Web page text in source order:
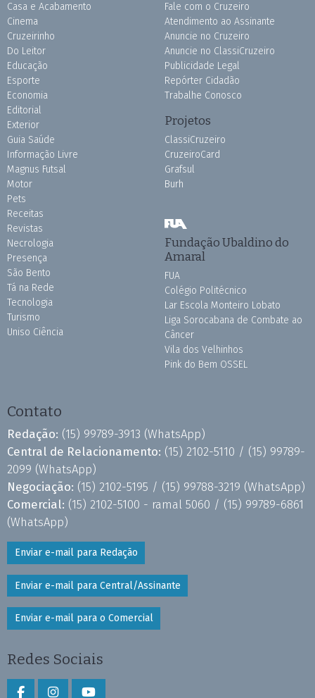
Casa e Acabamento
Cinema
Cruzeirinho
Do Leitor
Educação
Esporte
Economia
Editorial
Exterior
Guia Saúde
Informação Livre
Magnus Futsal
Motor
Pets
Receitas
Revistas
Necrologia
Presença
São Bento
Tá na Rede
Tecnologia
Turismo
Uniso Ciência
Fale com o Cruzeiro
Atendimento ao Assinante
Anuncie no Cruzeiro
Anuncie no ClassiCruzeiro
Publicidade Legal
Repórter Cidadão
Trabalhe Conosco
Projetos
ClassiCruzeiro
CruzeiroCard
Grafsul
Burh
Fundação Ubaldino do
Amaral
FUA
Colégio Politécnico
Lar Escola Monteiro Lobato
Liga Sorocabana de Combate ao
Câncer
Vila dos Velhinhos
Pink do Bem OSSEL
Contato
Redação: (15) 99789-3913 (WhatsApp)
Central de Relacionamento: (15) 2102-5110 / (15) 99789-
2099 (WhatsApp)
Negociação: (15) 2102-5195 / (15) 99788-3219 (WhatsApp)
Comercial: (15) 2102-5100 - ramal 5060 / (15) 99789-6861
(WhatsApp)
Enviar e-mail para Redação
Enviar e-mail para Central/Assinante
Enviar e-mail para o Comercial
Redes Sociais